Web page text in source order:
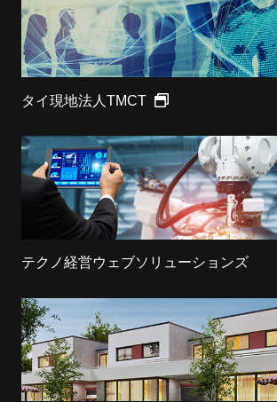
タイ現地法人TMCT
テクノ経営ウェブソリューションズ